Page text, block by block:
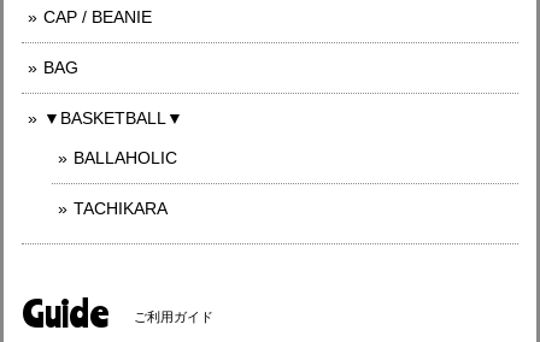
CAP / BEANIE
BAG
▼BASKETBALL▼
BALLAHOLIC
TACHIKARA
Guide ご利用ガイド